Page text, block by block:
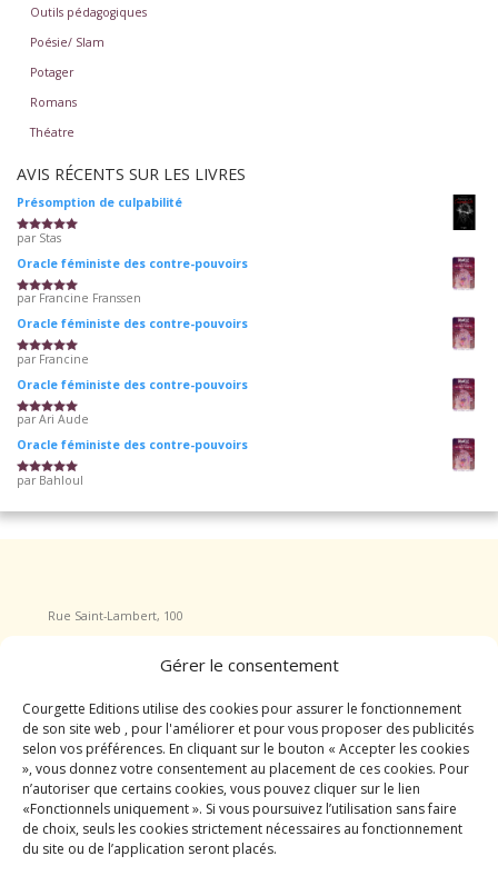
Gérer le consentement
Courgette Editions utilise des cookies pour assurer le fonctionnement
de son site web , pour l'améliorer et pour vous proposer des publicités
selon vos préférences. En cliquant sur le bouton « Accepter les cookies
», vous donnez votre consentement au placement de ces cookies. Pour
n’autoriser que certains cookies, vous pouvez cliquer sur le lien
«Fonctionnels uniquement ». Si vous poursuivez l’utilisation sans faire
de choix, seuls les cookies strictement nécessaires au fonctionnement
du site ou de l’application seront placés.
Outils pédagogiques
Poésie/ Slam
Potager
Romans
Théatre
AVIS RÉCENTS SUR LES LIVRES
Présomption de culpabilité
Note5
par Stas
Oracle féministe des contre-pouvoirs
Note5
par Francine Franssen
Oracle féministe des contre-pouvoirs
Note5
par Francine
Oracle féministe des contre-pouvoirs
Note5
par Ari Aude
Oracle féministe des contre-pouvoirs
Note5
par Bahloul
Rue Saint-Lambert, 100
Tel : +32 465/555.717
INFORMATIONS
Qui sommes nous ?
Mentions légales
CGV
CGU